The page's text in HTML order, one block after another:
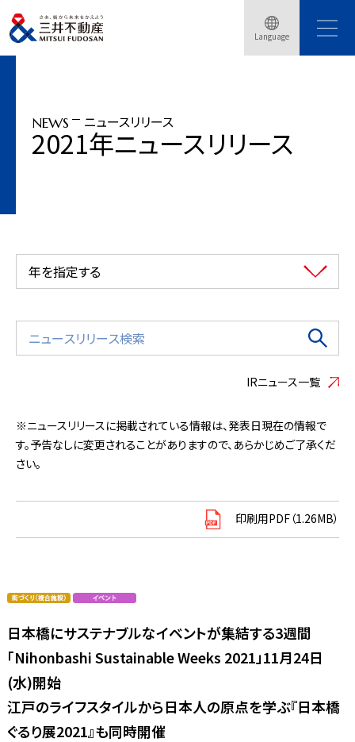
Language
トップページ ニュースリリース
「Nihonbashi Sustainable Weeks 2021」11月24日開始
NEWS ニュースリリース
2021年ニュースリリース
年を指定する
IRニュース一覧
※ニュースリリースに掲載されている情報は、発表日現在の情報で
す。予告なしに変更されることがありますので、あらかじめご了承くだ
さい。
印刷用PDF（1.26MB）
日本橋にサステナブルなイベントが集結する3週間
「Nihonbashi Sustainable Weeks 2021」11月24日
(水)開始
江戸のライフスタイルから日本人の原点を学ぶ『日本橋
ぐるり展2021』も同時開催